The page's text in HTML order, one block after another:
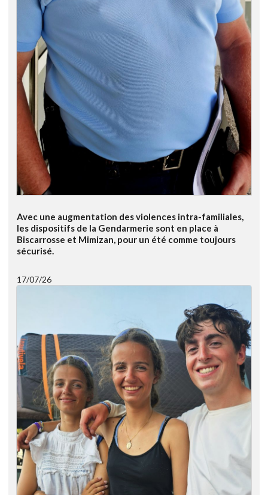
Avec une augmentation des violences intra-familiales,
les dispositifs de la Gendarmerie sont en place à
Biscarrosse et Mimizan, pour un été comme toujours
sécurisé.
17/07/26